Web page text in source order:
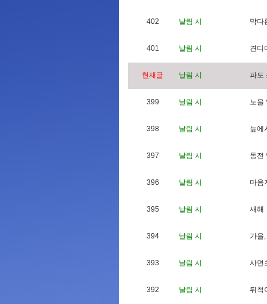
402 날림 시 막다
401 날림 시 견 디
현재글 날림 시 파도
399 날림 시 노을
398 날림 시 늪에
397 날림 시 동전
396 날림 시 마음
395 날림 시 새해
394 날림 시 가을,
393 날림 시 사면
392 날림 시 뒤 척